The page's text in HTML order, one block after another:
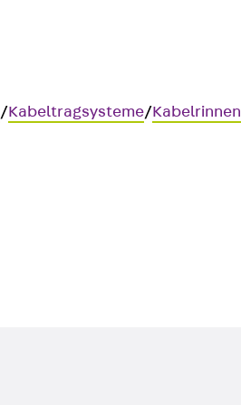
/Kabeltragsysteme/Kabelrinnen